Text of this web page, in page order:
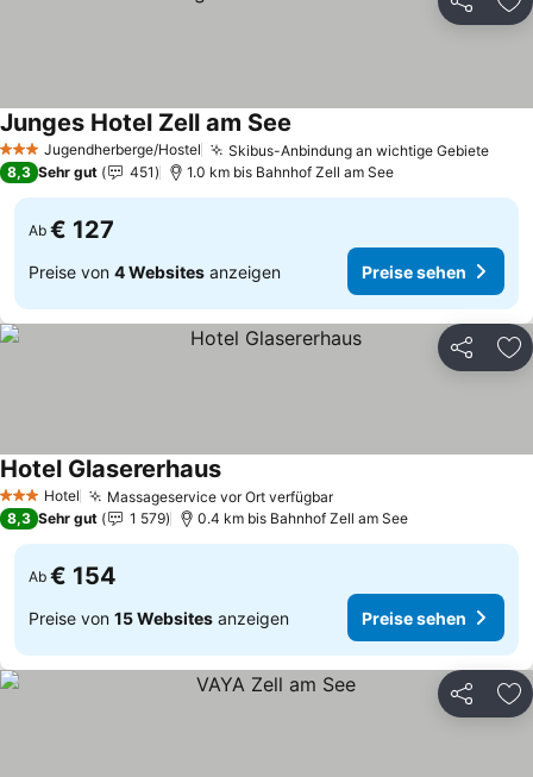
Teilen
3 SterneJugendherberge/Hostel Skibus-Anbindung an wichtige Gebiete
Junges Hotel Zell am See
8,3 Sehr gut 451 1.0 km bis Bahnhof Zell am See
Ab € 127
Preise von 4 Websites anzeigen Preise sehen
Teilen
3 SterneHotel Massageservice vor Ort verfügbar
Hotel Glasererhaus
8,3 Sehr gut 1 579 0.4 km bis Bahnhof Zell am See
Ab € 154
Preise von 15 Websites anzeigen Preise sehen
Teilen